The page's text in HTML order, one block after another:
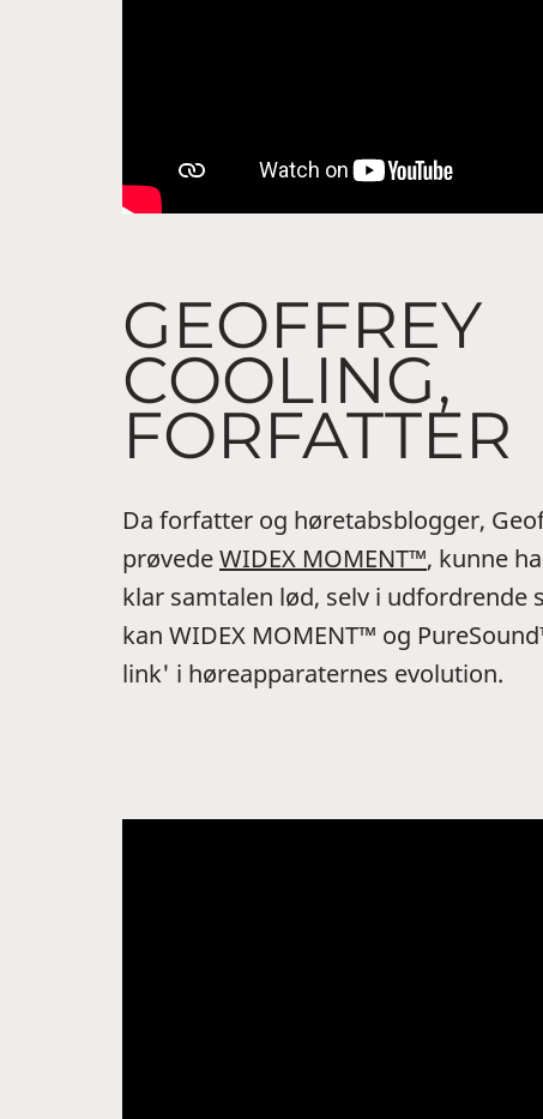
GEOFFREY
COOLING,
FORFATTER
Da forfatter og høretabsblogger,
prøvedeWIDEX MOMENT™, kunne
klar samtalen lød, selv i udfordrende
kan WIDEX MOMENT™ og
link' i høreapparaternes evolution.